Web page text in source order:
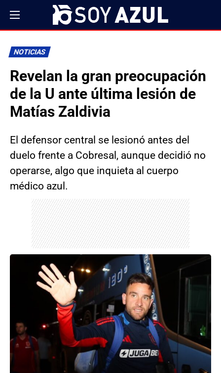
NOTICIAS
Revelan la gran preocupación
de la U ante última lesión de
Matías Zaldivia
El defensor central se lesionó antes del
duelo frente a Cobresal, aunque decidió no
operarse, algo que inquieta al cuerpo
médico azul.